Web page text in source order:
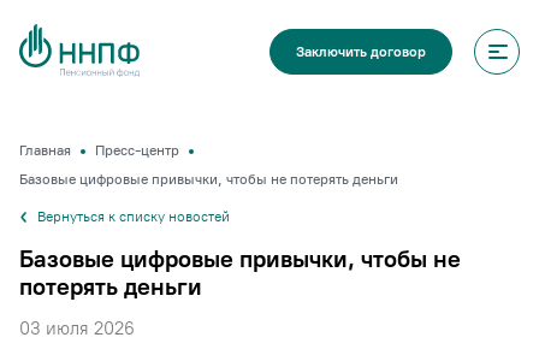
Заключить договор
Главная
Пресс-центр
Базовые цифровые привычки, чтобы не потерять деньги
Вернуться к списку новостей
Базовые цифровые привычки, чтобы не
потерять деньги
03 июля 2026